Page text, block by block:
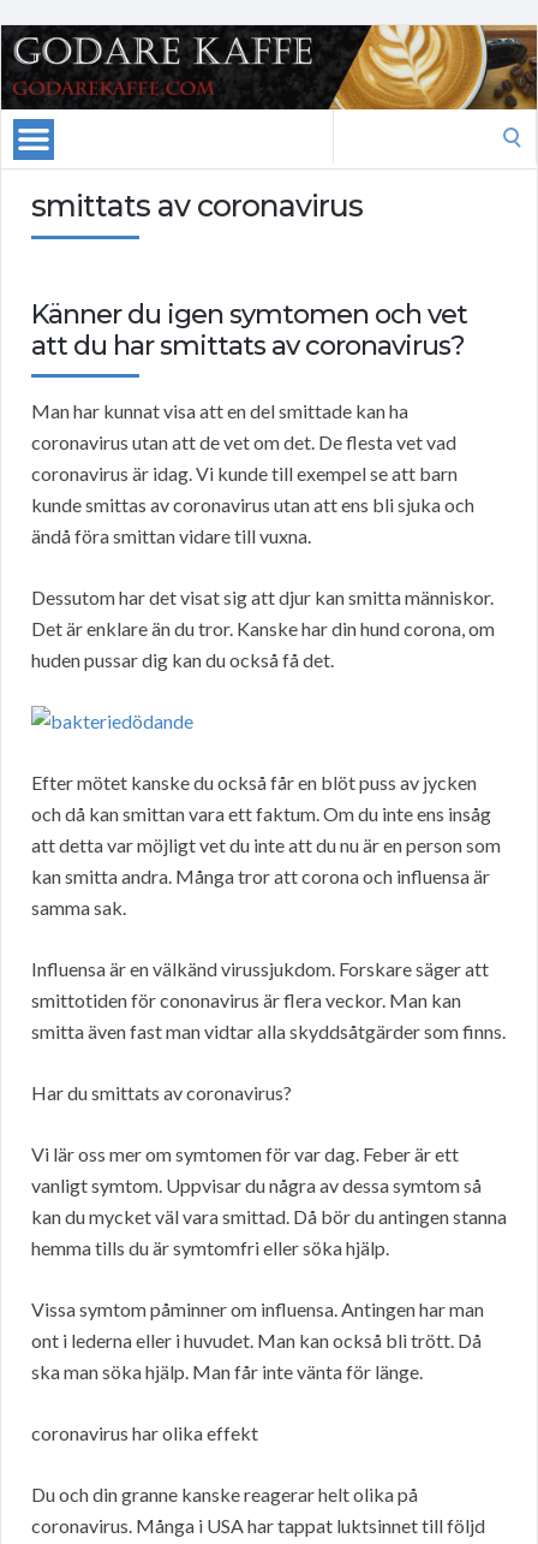
smittats av coronavirus
Känner du igen symtomen och vet
att du har smittats av coronavirus?
Man har kunnat visa att en del smittade kan ha
coronavirus utan att de vet om det. De flesta vet vad
coronavirus är idag. Vi kunde till exempel se att barn
kunde smittas av coronavirus utan att ens bli sjuka och
ändå föra smittan vidare till vuxna.
Dessutom har det visat sig att djur kan smitta människor.
Det är enklare än du tror. Kanske har din hund corona, om
huden pussar dig kan du också få det.
Efter mötet kanske du också får en blöt puss av jycken
och då kan smittan vara ett faktum. Om du inte ens insåg
att detta var möjligt vet du inte att du nu är en person som
kan smitta andra. Många tror att corona och influensa är
samma sak.
Influensa är en välkänd virussjukdom. Forskare säger att
smittotiden för cononavirus är flera veckor. Man kan
smitta även fast man vidtar alla skyddsåtgärder som finns.
Har du smittats av coronavirus?
Vi lär oss mer om symtomen för var dag. Feber är ett
vanligt symtom. Uppvisar du några av dessa symtom så
kan du mycket väl vara smittad. Då bör du antingen stanna
hemma tills du är symtomfri eller söka hjälp.
Vissa symtom påminner om influensa. Antingen har man
ont i lederna eller i huvudet. Man kan också bli trött. Då
ska man söka hjälp. Man får inte vänta för länge.
coronavirus har olika effekt
Du och din granne kanske reagerar helt olika på
coronavirus. Många i USA har tappat luktsinnet till följd